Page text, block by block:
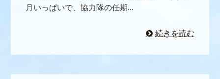
月いっぱいで、協力隊の任期...
続きを読む